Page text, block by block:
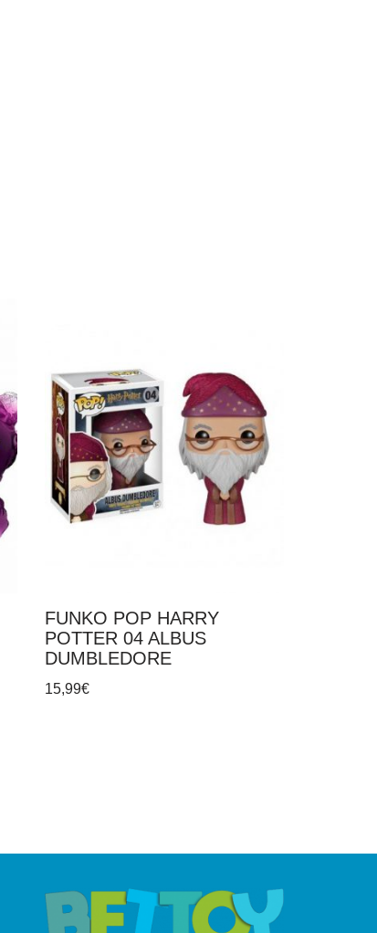
FUNKO POP HARRY
POTTER 04 ALBUS
DUMBLEDORE
15,99€